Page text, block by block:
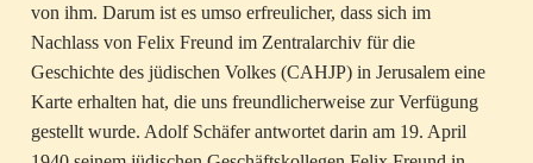
von ihm. Darum ist es umso erfreulicher, dass sich im
Nachlass von Felix Freund im Zentralarchiv für die
Geschichte des jüdischen Volkes (CAHJP) in Jerusalem eine
Karte erhalten hat, die uns freundlicherweise zur Verfügung
gestellt wurde. Adolf Schäfer antwortet darin am 19. April